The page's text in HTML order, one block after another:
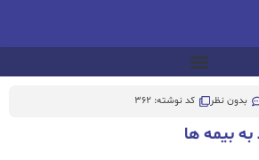
بدون نظر کد نوشته: 362
بیمه ها